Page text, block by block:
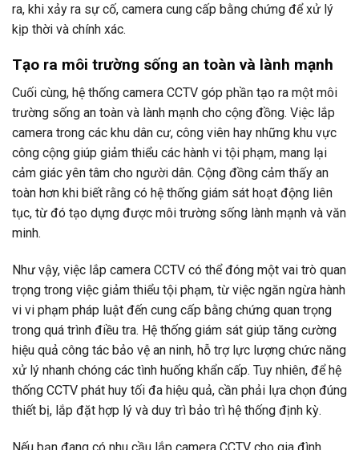
ra, khi xảy ra sự cố, camera cung cấp bằng chứng để xử lý
kịp thời và chính xác.
Tạo ra môi trường sống an toàn và lành mạnh
Cuối cùng, hệ thống camera CCTV góp phần tạo ra một môi
trường sống an toàn và lành mạnh cho cộng đồng. Việc lắp
camera trong các khu dân cư, công viên hay những khu vực
công cộng giúp giảm thiểu các hành vi tội phạm, mang lại
cảm giác yên tâm cho người dân. Cộng đồng cảm thấy an
toàn hơn khi biết rằng có hệ thống giám sát hoạt động liên
tục, từ đó tạo dựng được môi trường sống lành mạnh và văn
minh.
Như vậy, việc lắp camera CCTV có thể đóng một vai trò quan
trọng trong việc giảm thiểu tội phạm, từ việc ngăn ngừa hành
vi vi phạm pháp luật đến cung cấp bằng chứng quan trọng
trong quá trình điều tra. Hệ thống giám sát giúp tăng cường
hiệu quả công tác bảo vệ an ninh, hỗ trợ lực lượng chức năng
xử lý nhanh chóng các tình huống khẩn cấp. Tuy nhiên, để hệ
thống CCTV phát huy tối đa hiệu quả, cần phải lựa chọn đúng
thiết bị, lắp đặt hợp lý và duy trì bảo trì hệ thống định kỳ.
Nếu bạn đang có nhu cầu lắp camera CCTV cho gia đình,